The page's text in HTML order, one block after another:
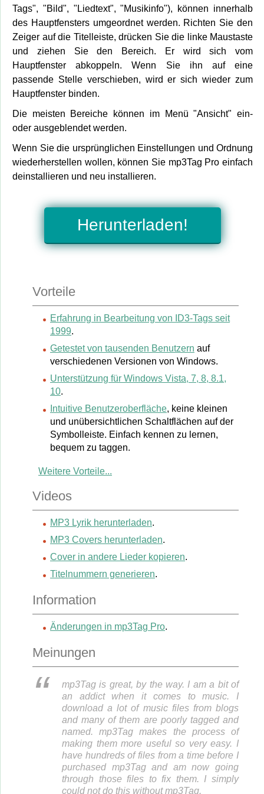
Tags", "Bild", "Liedtext", "Musikinfo"), können innerhalb
des Hauptfensters umgeordnet werden. Richten Sie den
Zeiger auf die Titelleiste, drücken Sie die linke Maustaste
und ziehen Sie den Bereich. Er wird sich vom
Hauptfenster abkoppeln. Wenn Sie ihn auf eine
passende Stelle verschieben, wird er sich wieder zum
Hauptfenster binden.
Die meisten Bereiche können im Menü "Ansicht" ein-
oder ausgeblendet werden.
Wenn Sie die ursprünglichen Einstellungen und Ordnung
wiederherstellen wollen, können Sie mp3Tag Pro einfach
deinstallieren und neu installieren.
Herunterladen!
Vorteile
Erfahrung in Bearbeitung von ID3-Tags seit
1999.
Getestet von tausenden Benutzern auf
verschiedenen Versionen von Windows.
Unterstützung für Windows Vista, 7, 8, 8.1,
10.
Intuitive Benutzeroberfläche, keine kleinen
und unübersichtlichen Schaltflächen auf der
Symbolleiste. Einfach kennen zu lernen,
bequem zu taggen.
Weitere Vorteile...
Videos
MP3 Lyrik herunterladen.
MP3 Covers herunterladen.
Cover in andere Lieder kopieren.
Titelnummern generieren.
Information
Änderungen in mp3Tag Pro.
Meinungen
mp3Tag is great, by the way. I am a bit of
an addict when it comes to music. I
download a lot of music files from blogs
and many of them are poorly tagged and
named. mp3Tag makes the process of
making them more useful so very easy. I
have hundreds of files from a time before I
purchased mp3Tag and am now going
through those files to fix them. I simply
could not do this without mp3Tag.